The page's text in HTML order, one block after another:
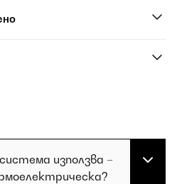
използва –